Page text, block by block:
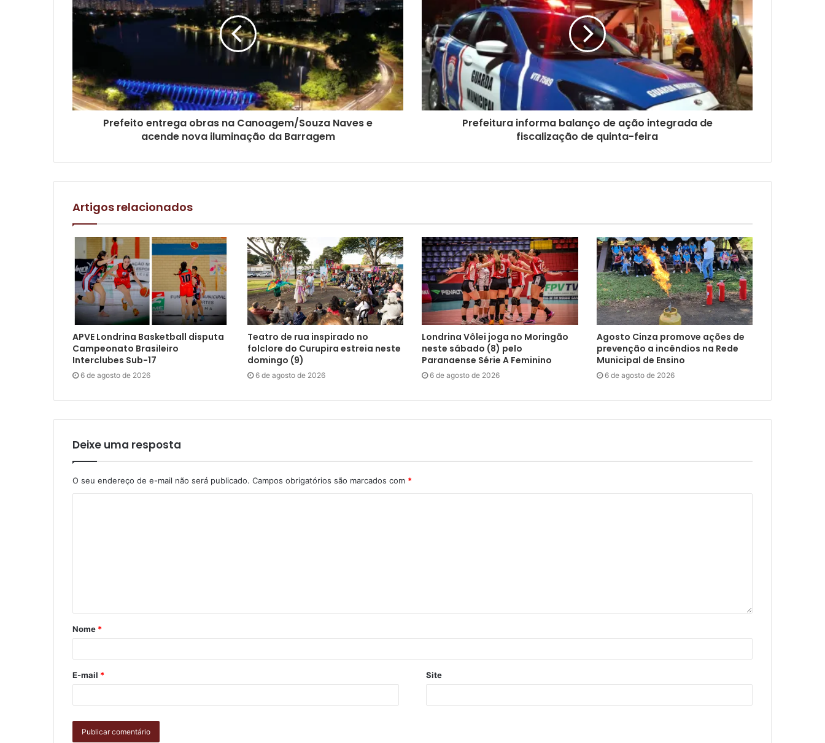
Prefeito entrega obras na Canoagem/Souza Naves e
acende nova iluminação da Barragem
Prefeitura informa balanço de ação integrada de
fiscalização de quinta-feira
Artigos relacionados
APVE Londrina Basketball disputa
Campeonato Brasileiro
Interclubes Sub-17
6 de agosto de 2026
Teatro de rua inspirado no
folclore do Curupira estreia neste
domingo (9)
6 de agosto de 2026
Londrina Vôlei joga no Moringão
neste sábado (8) pelo
Paranaense Série A Feminino
6 de agosto de 2026
Agosto Cinza promove ações de
prevenção a incêndios na Rede
Municipal de Ensino
6 de agosto de 2026
Deixe uma resposta
O seu endereço de e-mail não será publicado. Campos obrigatórios são marcados com *
Nome *
E-mail * Site